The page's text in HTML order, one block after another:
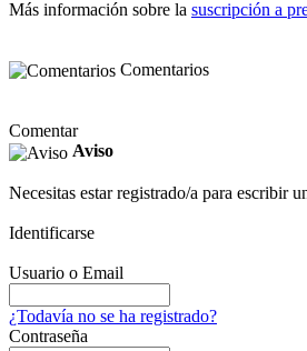
Más información sobre la suscripción a
Comentarios
Comentar
Aviso
Necesitas estar registrado/a para escribir
Identificarse
Usuario o Email
¿Todavía no se ha registrado?
Contraseña